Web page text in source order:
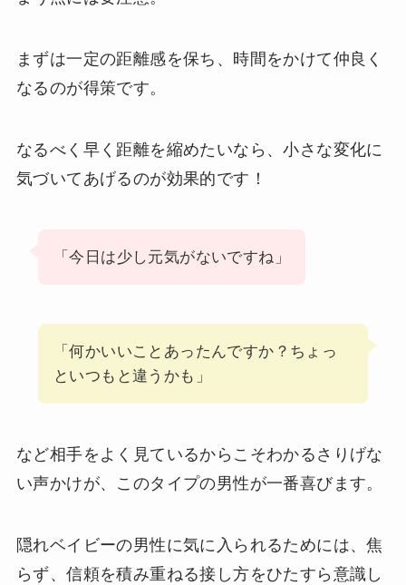
まずは一定の距離感を保ち、時間をかけて仲良く
なるのが得策です。
なるべく早く距離を縮めたいなら、小さな変化に
気づいてあげるのが効果的です！
「今日は少し元気がないですね」
「何かいいことあったんですか？ちょっ
といつもと違うかも」
など相手をよく見ているからこそわかるさりげな
い声かけが、このタイプの男性が一番喜びます。
隠れベイビーの男性に気に入られるためには、焦
らず、信頼を積み重ねる接し方をひたすら意識し